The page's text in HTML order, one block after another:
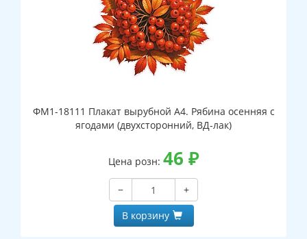
ФМ1-18111 Плакат вырубной А4. Рябина осенняя с
ягодами (двухсторонний, ВД-лак)
Цена розн: 46 ₽
−
+
В корзину